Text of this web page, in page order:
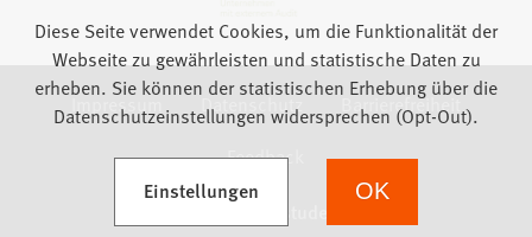
Impressum Datenschutz
Barrierefreiheit
Feedback
Diese Seite verwendet Cookies, um die Funktionalität der
Webseite zu gewährleisten und statistische Daten zu
erheben. Sie können der statistischen Erhebung über die
Datenschutzeinstellungen widersprechen (Opt-Out).
Einstellungen
(Öffnet in einem neuen Tab) OK